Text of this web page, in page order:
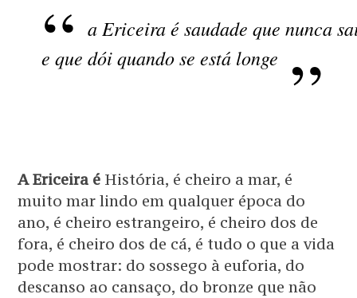
a Ericeira é saudade que nunca
e que dói quando se está longe
A Ericeira é História, é cheiro a mar, é
muito mar lindo em qualquer época do
ano, é cheiro estrangeiro, é cheiro dos de
fora, é cheiro dos de cá, é tudo o que a vida
pode mostrar: do sossego à euforia, do
descanso ao cansaço, do bronze que não